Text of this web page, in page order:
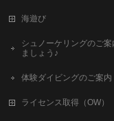
海遊び
シュノーケリングのご
ましょう♪
体験ダイビングのご案
ライセンス取得（OW）